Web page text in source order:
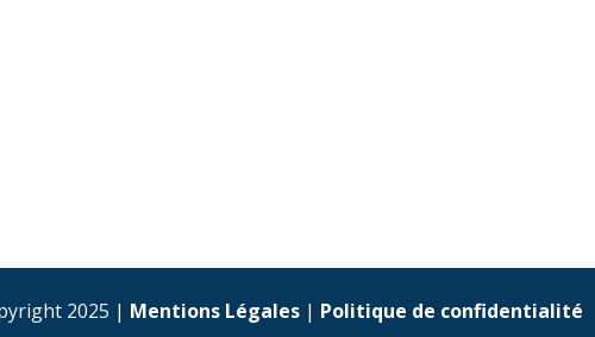
2025 | Mentions Légales| Politique de confidentialité